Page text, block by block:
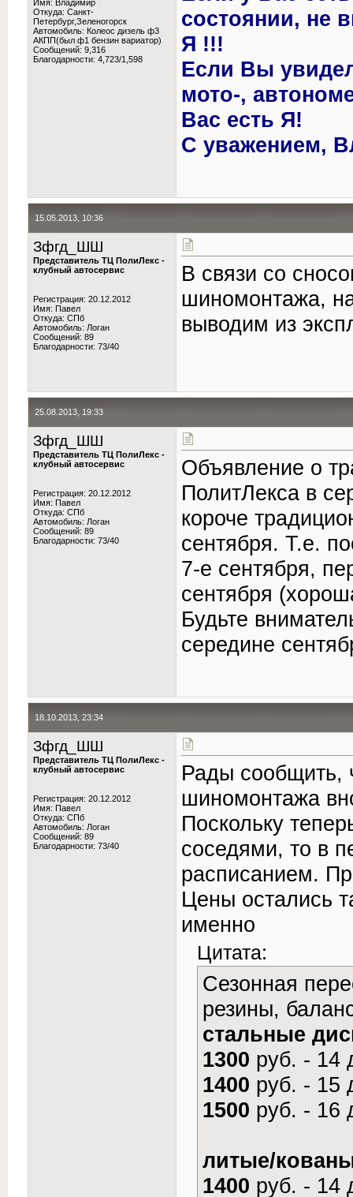
Имя: Владимир
Откуда: Санкт-
Петербург,Зеленогорск
Автомобиль: Колеос дизель ф3
АКПП(был ф1 бензин вариатор)
Сообщений: 9,316
Благодарности: 4,723/1,598
состоянии, не
Я !!!
Если Вы
мото-,
Вас есть Я!
С уважением,
15.05.2013, 10:36
Зфгд_ШШ
Представитель ТЦ ПолиЛекс -
клубный автосервис
Регистрация: 20.12.2012
Имя: Павел
Откуда: СПб
Автомобиль: Логан
Сообщений: 89
Благодарности: 73/40
В связи со
шиномонтажа,
выводим из
25.08.2013, 19:33
Зфгд_ШШ
Представитель ТЦ ПолиЛекс -
клубный автосервис
Регистрация: 20.12.2012
Имя: Павел
Откуда: СПб
Автомобиль: Логан
Сообщений: 89
Благодарности: 73/40
Объявление о
ПолитЛекса в
короче
сентября. Т.е.
7-е сентября,
сентября
Будьте
середине
18.10.2013, 23:34
Зфгд_ШШ
Представитель ТЦ ПолиЛекс -
клубный автосервис
Регистрация: 20.12.2012
Имя: Павел
Откуда: СПб
Автомобиль: Логан
Сообщений: 89
Благодарности: 73/40
Рады сообщить,
шиномонтажа
Поскольку
соседями, то в
расписанием.
Цены остались
именно
Цитата:
Сезонная
резины,
стальные
1300 руб. - 14
1400 руб. - 15
1500 руб. - 16
литые/
1400 руб. - 14